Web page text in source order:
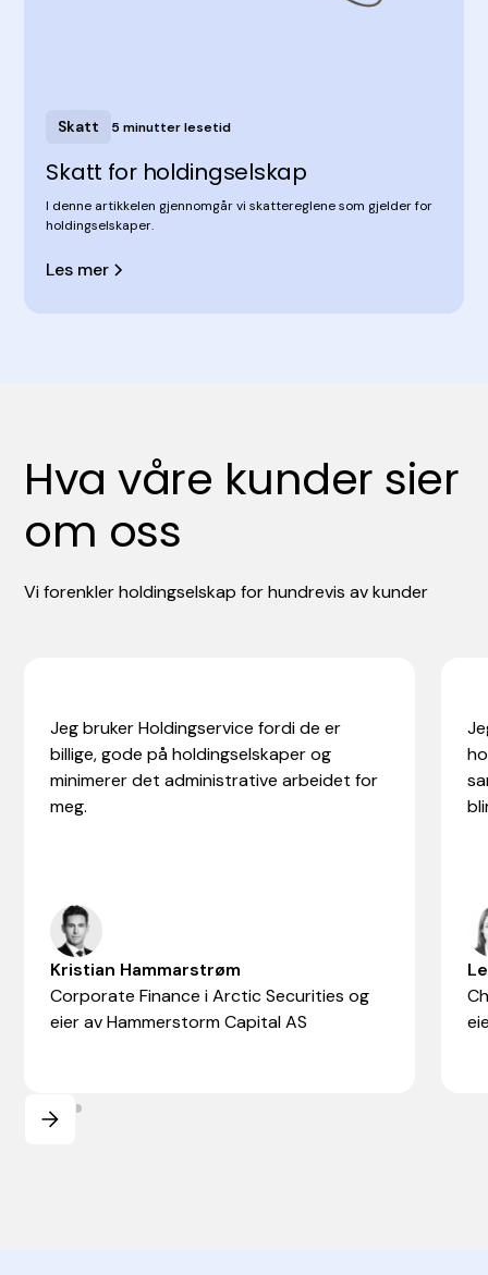
Skatt 5 minutter lesetid
Skatt for holdingselskap
​​I denne artikkelen gjennomgår vi skattereglene som gjelder for
holdingselskaper.
Les mer
Hva våre kunder sier
om oss
Vi forenkler holdingselskap for hundrevis av kunder
Jeg bruker Holdingservice fordi de er
billige, gode på holdingselskaper og
minimerer det administrative arbeidet for
meg.
Kristian Hammarstrøm
Corporate Finance i Arctic Securities og
eier av Hammerstorm Capital AS